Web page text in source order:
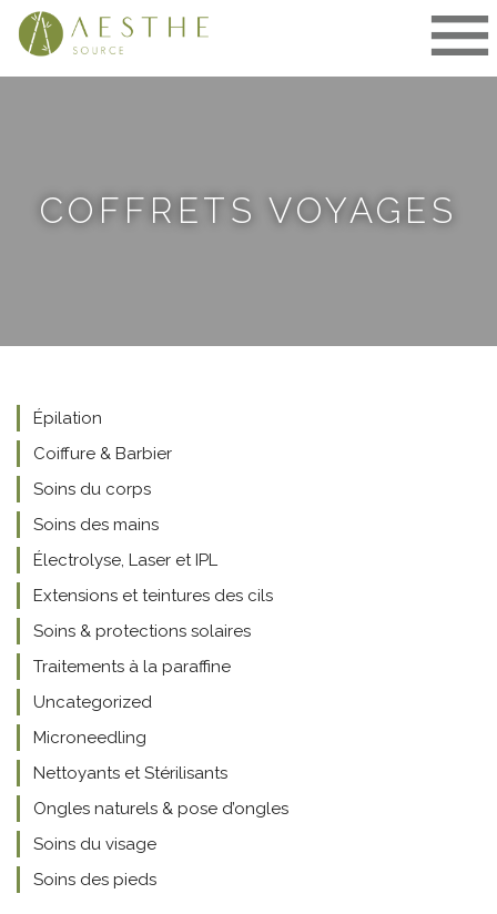
Aller
COFFRETS VOYAGES
Épilation
Coiffure & Barbier
Soins du corps
Soins des mains
Électrolyse, Laser et IPL
Extensions et teintures des cils
Soins & protections solaires
Traitements à la paraffine
Uncategorized
Microneedling
Nettoyants et Stérilisants
Ongles naturels & pose d’ongles
Soins du visage
Soins des pieds